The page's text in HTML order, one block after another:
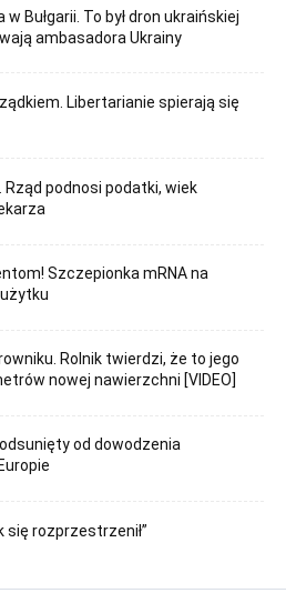
w Bułgarii. To był dron ukraińskiej
ambasadora Ukrainy
Libertarianie spierają się
Rząd podnosi podatki, wiek
Szczepionka mRNA na
Rolnik twierdzi, że to jego
nowej nawierzchni [VIDEO]
od dowodzenia
się rozprzestrzenił”